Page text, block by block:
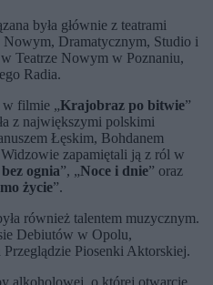
była głównie z teatrami
Nowym, Dramatycznym, Studio i
Teatrze Nowym w Poznaniu,
Radia.
w filmie „Krajobraz po bitwie”
z największymi polskimi
Łęskim, Bohdanem
zapamiętali ją z ról w
ognia”, „Noce i dnie” oraz
życie”.
również talentem muzycznym.
Debiutów w Opolu,
Piosenki Aktorskiej.